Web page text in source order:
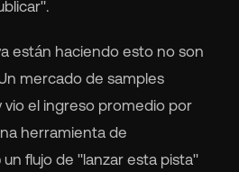
están haciendo esto no son
mercado de samples
vio el ingreso promedio por
herramienta de
flujo de "lanzar esta pista"